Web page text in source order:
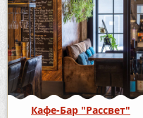
Кафе-Бар "Рассвет"